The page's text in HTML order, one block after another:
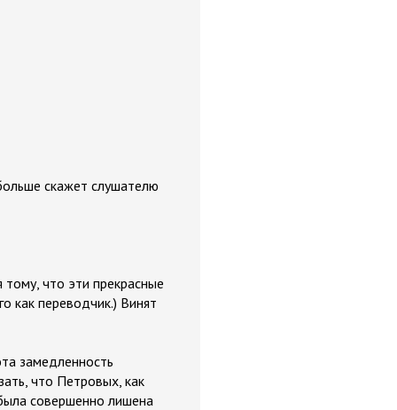
скажет слушателю
что эти прекрасные
как переводчик.) Винят
замедленность
что Петровых, как
совершенно лишена